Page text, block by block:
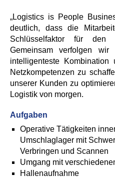
„Logistics is People
deutlich, dass die
Schlüsselfaktor für den
Gemeinsam verfolgen
intelligenteste Kombination
Netzkompetenzen zu
unserer Kunden zu
Logistik von morgen.
Aufgaben
Operative Tätigkeiten
Umschlaglager mit
Verbringen und Scannen
Umgang mit
Hallenaufnahme